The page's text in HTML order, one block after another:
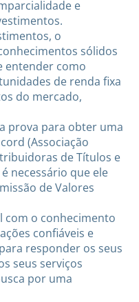
e
o
sólidos
entender como
de renda fixa
do mercado,
prova para obter uma
(Associação
de Títulos e
necessário que ele
de Valores
com o conhecimento
confiáveis e
responder os seus
seus serviços
por uma